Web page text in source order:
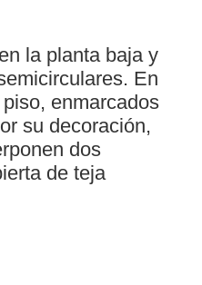
la planta baja y
En
enmarcados
su decoración,
dos
de teja